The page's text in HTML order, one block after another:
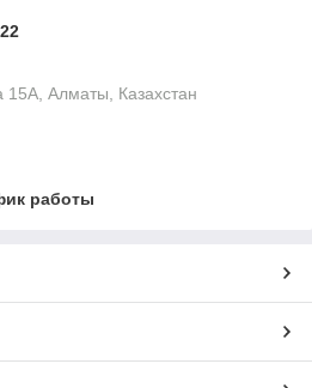
15А, Алматы, Казахстан
работы